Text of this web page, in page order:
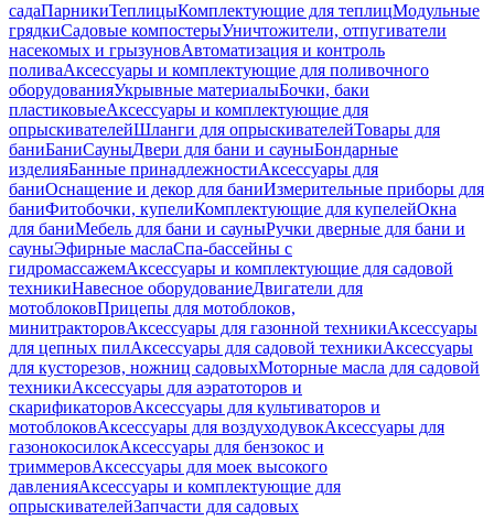
садаПарникиТеплицыКомплектующие для теплицМодульные
грядкиСадовые компостерыУничтожители, отпугиватели
насекомых и грызуновАвтоматизация и контроль
поливаАксессуары и комплектующие для поливочного
оборудованияУкрывные материалыБочки, баки
пластиковыеАксессуары и комплектующие для
опрыскивателейШланги для опрыскивателейТовары для
баниБаниСауныДвери для бани и сауныБондарные
изделияБанные принадлежностиАксессуары для
баниОснащение и декор для баниИзмерительные приборы для
баниФитобочки, купелиКомплектующие для купелейОкна
для баниМебель для бани и сауныРучки дверные для бани и
сауныЭфирные маслаСпа-бассейны с
гидромассажемАксессуары и комплектующие для садовой
техникиНавесное оборудованиеДвигатели для
мотоблоковПрицепы для мотоблоков,
минитракторовАксессуары для газонной техникиАксессуары
для цепных пилАксессуары для садовой техникиАксессуары
для кусторезов, ножниц садовыхМоторные масла для садовой
техникиАксессуары для аэратоторов и
скарификаторовАксессуары для культиваторов и
мотоблоковАксессуары для воздуходувокАксессуары для
газонокосилокАксессуары для бензокос и
триммеровАксессуары для моек высокого
давленияАксессуары и комплектующие для
опрыскивателейЗапчасти для садовых